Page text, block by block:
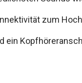
zum
ein